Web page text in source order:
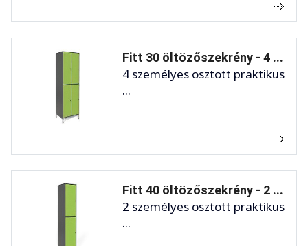
Fitt 30 öltözőszekrény - 4 ...
4 személyes osztott praktikus
...
Fitt 40 öltözőszekrény - 2 ...
2 személyes osztott praktikus
...